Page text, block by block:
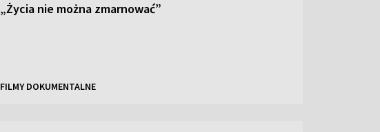
„Życia nie można zmarnować”
FILMY DOKUMENTALNE